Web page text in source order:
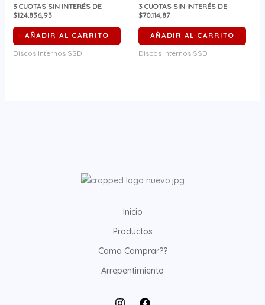
3CUOTAS SIN INTERÉS DE
$124.836,93
AÑADIR AL CARRITO
Discos Internos SSD
3 CUOTAS SIN INTERÉS DE
$70.114,87
AÑADIR AL CARRITO
Discos Internos SSD
Inicio
Productos
Como Comprar??
Arrepentimiento